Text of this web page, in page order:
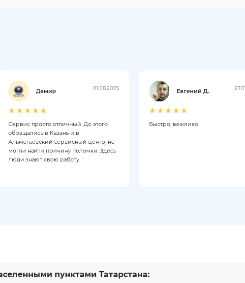
Дамир 01.08.2025
Сервис просто отличный. До этого
обращались в Казань и в
Альметьевский сервисный центр, не
могли найти причину поломки. Здесь
люди знают свою работу.
Евгений Д.
Быстро, вежливо
пунктами Татарстана: